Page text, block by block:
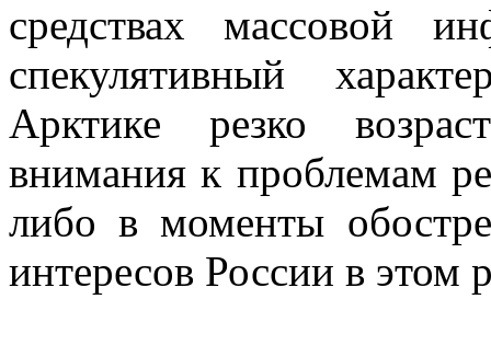
средствах массовой
спекулятивный
Арктике резко
внимания к проблемам
либо в моменты
интересов России в этом